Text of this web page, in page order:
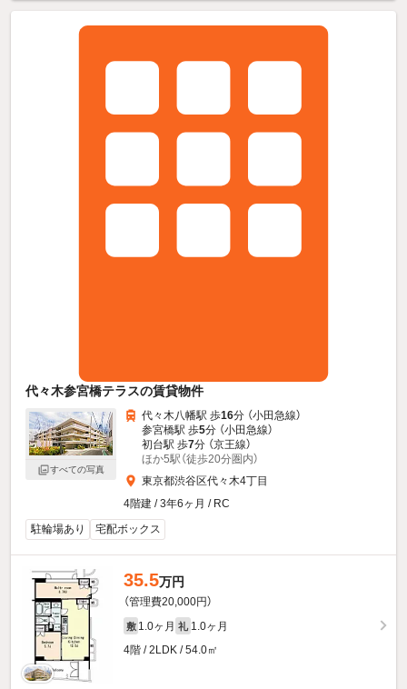
代々木参宮橋テラスの賃貸物件
すべての写真
代々木八幡駅 歩16分 （小田急線）
参宮橋駅 歩5分 （小田急線）
初台駅 歩7分 （京王線）
ほか5駅（徒歩20分圏内）
東京都渋谷区代々木4丁目
4階建 / 3年6ヶ月 / RC
駐輪場あり
宅配ボックス
35.5万円
（管理費20,000円）
敷 1.0ヶ月 礼 1.0ヶ月
4階 / 2LDK / 54.0㎡